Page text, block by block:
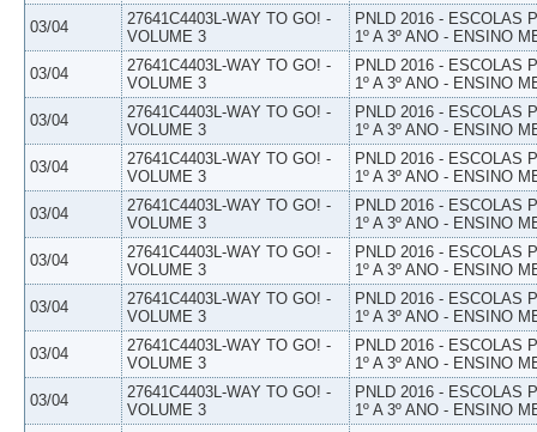
03/04
27641C4403L-WAY TO GO! -
VOLUME 3
PNLD 2016 - ESCOLAS
1º A 3º ANO - ENSINO
03/04
27641C4403L-WAY TO GO! -
VOLUME 3
PNLD 2016 - ESCOLAS
1º A 3º ANO - ENSINO
03/04
27641C4403L-WAY TO GO! -
VOLUME 3
PNLD 2016 - ESCOLAS
1º A 3º ANO - ENSINO
03/04
27641C4403L-WAY TO GO! -
VOLUME 3
PNLD 2016 - ESCOLAS
1º A 3º ANO - ENSINO
03/04
27641C4403L-WAY TO GO! -
VOLUME 3
PNLD 2016 - ESCOLAS
1º A 3º ANO - ENSINO
03/04
27641C4403L-WAY TO GO! -
VOLUME 3
PNLD 2016 - ESCOLAS
1º A 3º ANO - ENSINO
03/04
27641C4403L-WAY TO GO! -
VOLUME 3
PNLD 2016 - ESCOLAS
1º A 3º ANO - ENSINO
03/04
27641C4403L-WAY TO GO! -
VOLUME 3
PNLD 2016 - ESCOLAS
1º A 3º ANO - ENSINO
03/04
27641C4403L-WAY TO GO! -
VOLUME 3
PNLD 2016 - ESCOLAS
1º A 3º ANO - ENSINO